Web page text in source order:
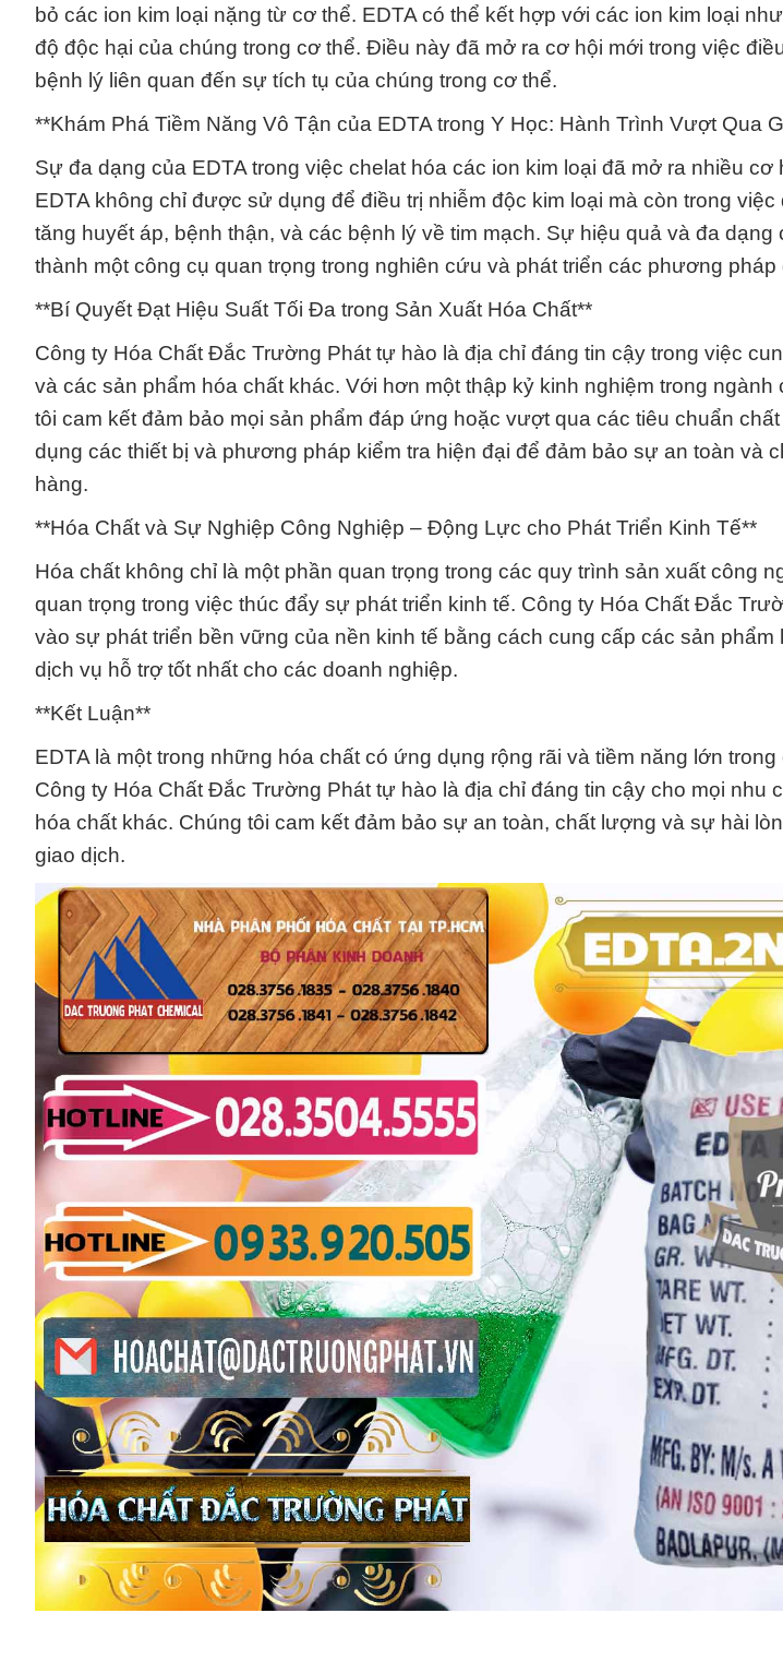
bỏ các ion kim loại nặng từ cơ thể. EDTA có thể kết hợp với các ion kim loại
độ độc hại của chúng trong cơ thể. Điều này đã mở ra cơ hội mới trong việc
bệnh lý liên quan đến sự tích tụ của chúng trong cơ thể.
**Khám Phá Tiềm Năng Vô Tận của EDTA trong Y Học: Hành Trình Vượt Qua
Sự đa dạng của EDTA trong việc chelat hóa các ion kim loại đã mở ra nhiều
EDTA không chỉ được sử dụng để điều trị nhiễm độc kim loại mà còn trong
tăng huyết áp, bệnh thận, và các bệnh lý về tim mạch. Sự hiệu quả và đa dạng
thành một công cụ quan trọng trong nghiên cứu và phát triển các phương pháp
**Bí Quyết Đạt Hiệu Suất Tối Đa trong Sản Xuất Hóa Chất**
Công ty Hóa Chất Đắc Trường Phát tự hào là địa chỉ đáng tin cậy trong việc
và các sản phẩm hóa chất khác. Với hơn một thập kỷ kinh nghiệm trong
tôi cam kết đảm bảo mọi sản phẩm đáp ứng hoặc vượt qua các tiêu chuẩn
dụng các thiết bị và phương pháp kiểm tra hiện đại để đảm bảo sự an toàn và
hàng.
**Hóa Chất và Sự Nghiệp Công Nghiệp – Động Lực cho Phát Triển Kinh Tế**
Hóa chất không chỉ là một phần quan trọng trong các quy trình sản xuất công
quan trọng trong việc thúc đẩy sự phát triển kinh tế. Công ty Hóa Chất Đắc
vào sự phát triển bền vững của nền kinh tế bằng cách cung cấp các sản
dịch vụ hỗ trợ tốt nhất cho các doanh nghiệp.
**Kết Luận**
EDTA là một trong những hóa chất có ứng dụng rộng rãi và tiềm năng lớn
Công ty Hóa Chất Đắc Trường Phát tự hào là địa chỉ đáng tin cậy cho mọi nhu
hóa chất khác. Chúng tôi cam kết đảm bảo sự an toàn, chất lượng và sự hài
giao dịch.